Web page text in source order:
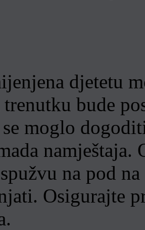
djetetu
bude
se moglo
namještaja.
na pod
Osigurajte